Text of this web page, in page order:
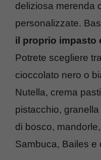
deliziosa merenda
personalizzate.
il proprio impasto
Potrete scegliere
cioccolato nero o
Nutella, crema
pistacchio,
di bosco,
Sambuca, Bailes e